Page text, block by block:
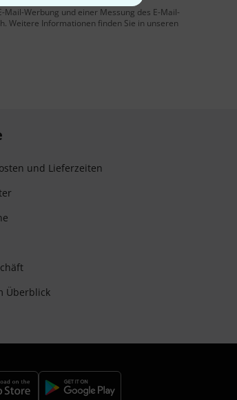
Mail-Werbung und einer Messung des E-Mail-
Weitere Informationen finden Sie in unseren
und Lieferzeiten
Überblick